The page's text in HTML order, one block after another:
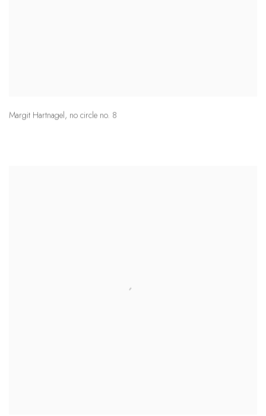
Margit Hartnagel, no circle no. 8